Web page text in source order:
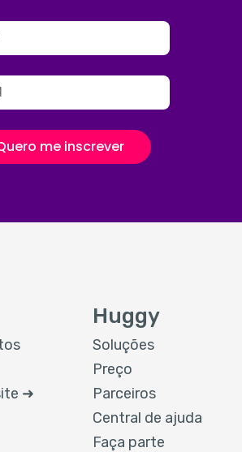
me inscrever
➜
Huggy
Soluções
Preço
Parceiros
Central de ajuda
Faça parte